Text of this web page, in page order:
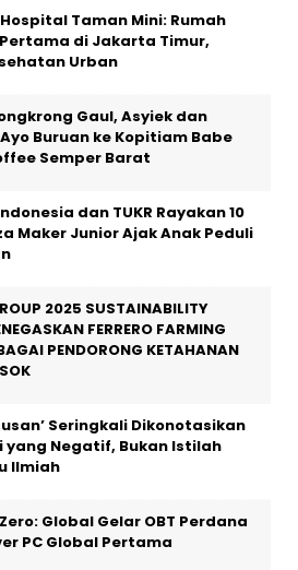
Taman Mini: Rumah
Pertama di Jakarta Timur,
Urban
Gaul, Asyiek dan
Buruan ke Kopitiam Babe
Semper Barat
dan TUKR Rayakan 10
Maker Junior Ajak Anak Peduli
2025 SUSTAINABILITY
FERRERO FARMING
PENDORONG KETAHANAN
Seringkali Dikonotasikan
yang Negatif, Bukan Istilah
Ilmiah
Global Gelar OBT Perdana
PC Global Pertama